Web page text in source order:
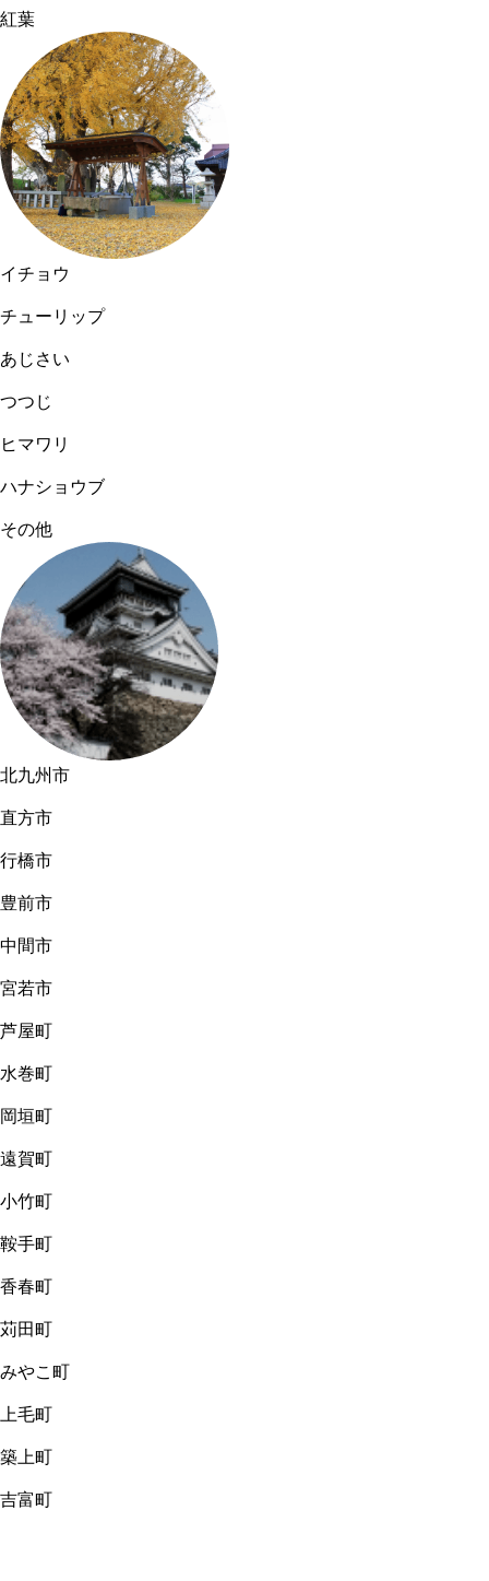
紅葉
イチョウ
チューリップ
あじさい
つつじ
ヒマワリ
ハナショウブ
その他
北九州市
直方市
行橋市
豊前市
中間市
宮若市
芦屋町
水巻町
岡垣町
遠賀町
小竹町
鞍手町
香春町
苅田町
みやこ町
上毛町
築上町
吉富町